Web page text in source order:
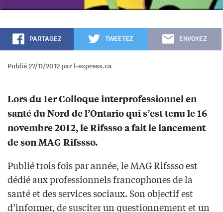
PARTAGEZ TWEETEZ ENVOYEZ
Publié 27/11/2012 par l-express.ca
Lors du 1er Colloque interprofessionnel en
santé du Nord de l’Ontario qui s’est tenu le 16
novembre 2012, le Rifssso a fait le lancement
de son MAG Rifssso.
Publié trois fois par année, le MAG Rifssso est
dédié aux professionnels francophones de la
santé et des services sociaux. Son objectif est
d’informer, de susciter un questionnement et un